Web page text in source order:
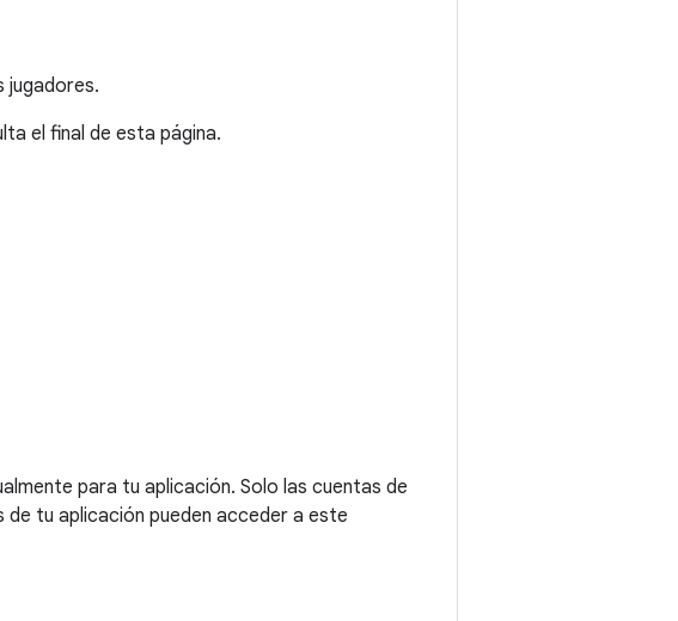
jugadores.
el final de esta página.
para tu aplicación. Solo las cuentas de
tu aplicación pueden acceder a este